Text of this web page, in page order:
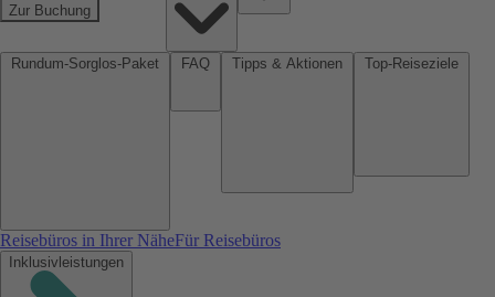
Zur Buchung
Reisebüros in Ihrer NäheFür Reisebüros
Inklusivleistungen